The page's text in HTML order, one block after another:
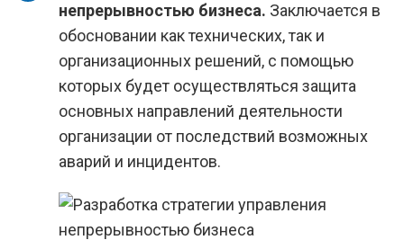
непрерывностью бизнеса. Заключается в
обосновании как технических, так и
организационных решений, с помощью
которых будет осуществляться защита
основных направлений деятельности
организации от последствий возможных
аварий и инцидентов.